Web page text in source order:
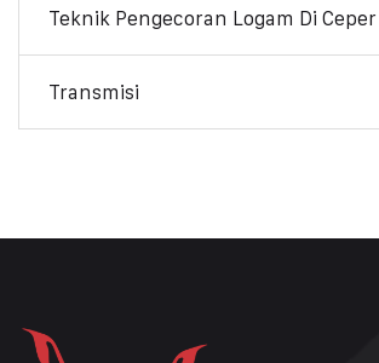
Teknik Pengecoran Logam Di Ceper
Transmisi